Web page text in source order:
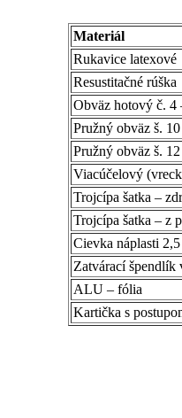
Materiál
Rukavice latexové
Resustitačné rúška
Obväz hotový č. 4
Pružný obväz š.
Pružný obväz š.
Viacúčelový
Trojcípa šatka –
Trojcípa šatka – z
Cievka náplasti
Zatvárací špendlík
ALU – fólia
Kartička s